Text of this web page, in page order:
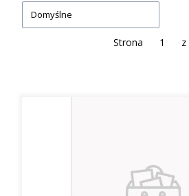
Domyślne
Strona z